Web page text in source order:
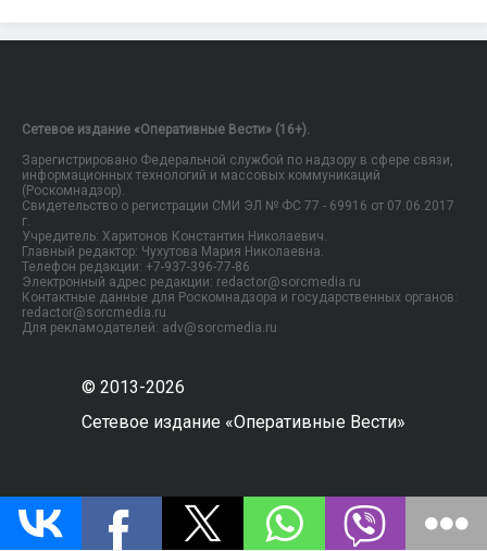
Сетевое издание «Оперативные Вести» (16+).
Зарегистрировано Федеральной службой по надзору в сфере связи,
информационных технологий и массовых коммуникаций
(Роскомнадзор).
Свидетельство о регистрации СМИ ЭЛ № ФС 77 - 69916 от 07.06.2017
г.
Учредитель: Харитонов Константин Николаевич.
Главный редактор: Чухутова Мария Николаевна.
Телефон редакции: +7-937-396-77-86
Электронный адрес редакции: redactor@sorcmedia.ru
Контактные данные для Роскомнадзора и государственных органов:
redactor@sorcmedia.ru
Для рекламодателей: adv@sorcmedia.ru
© 2013-2026
Сетевое издание «Оперативные Вести»